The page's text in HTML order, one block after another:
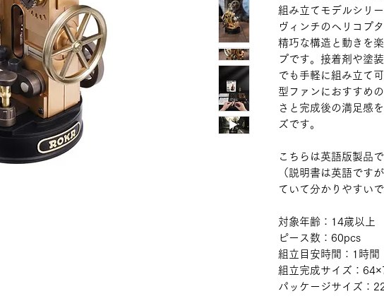
組み立てモデルシリ
ヴィンチのヘリコプ
精巧な構造と動きを
プです。接着剤や塗
でも手軽に組み立て
型ファンにおすすめ
さと完成後の満足感
ズです。
こちらは英語版製品
（説明書は英語です
ていて分かりやすいで
対象年齢：14歳以上
ピース数：60pcs
組立目安時間：1時間
組立完成サイズ：
パッケージサイズ：